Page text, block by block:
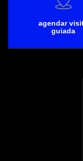
agendar
guiada